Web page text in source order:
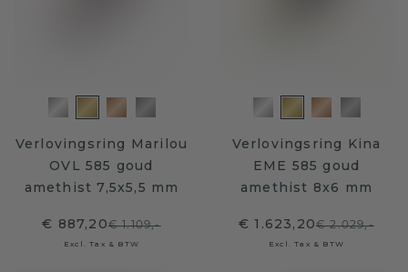
Verlovingsring Marilou
OVL 585 goud
amethist 7,5x5,5 mm
€ 887,20€ 1.109,-
Excl. Tax & BTW
Verlovingsring Kina
EME 585 goud
amethist 8x6 mm
€ 1.623,20€ 2.029,-
Excl. Tax & BTW